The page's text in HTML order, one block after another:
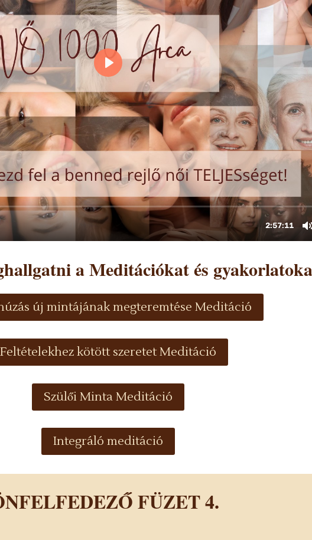
a Meditációkat és
új mintájának megteremtése Meditáció
Feltételekhez kötött szeretet Meditáció
Szülői Minta Meditáció
Integráló meditáció
FÜZET 4.